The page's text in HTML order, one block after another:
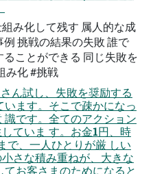
み化して残す 属人的な成
挑戦の結果の失敗 誰で
ことができる 同じ失敗を
み化 #挑戦
ん試し、失敗を奨励する
ます。そこで疎かになっ
です。全てのアクション
ていま す。お金1円、時
で、一人ひとりが厳 しい
さな積み重ねが、大きな
お客さまのためになると